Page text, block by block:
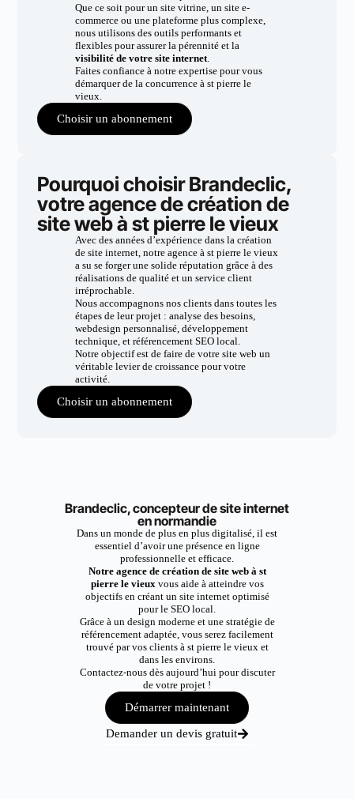
Que ce soit pour un site vitrine, un site e-
commerce ou une plateforme plus complexe,
nous utilisons des outils performants et
flexibles pour assurer la pérennité et la
visibilité de votre site internet.
Faites confiance à notre expertise pour vous
démarquer de la concurrence à st pierre le
vieux.
Choisir un abonnement
Pourquoi choisir Brandeclic,
votre agence de création de
site web à st pierre le vieux
Avec des années d’expérience dans la création
de site internet, notre agence à st pierre le vieux
a su se forger une solide réputation grâce à des
réalisations de qualité et un service client
irréprochable.
Nous accompagnons nos clients dans toutes les
étapes de leur projet : analyse des besoins,
webdesign personnalisé, développement
technique, et référencement SEO local.
Notre objectif est de faire de votre site web un
véritable levier de croissance pour votre
activité.
Choisir un abonnement
Brandeclic, concepteur de site internet
en normandie
Dans un monde de plus en plus digitalisé, il est
essentiel d’avoir une présence en ligne
professionnelle et efficace.
Notre agence de création de site web à st
pierre le vieuxvous aide à atteindre vos
objectifs en créant un site internet optimisé
pour le SEO local.
Grâce à un design moderne et une stratégie de
référencement adaptée, vous serez facilement
trouvé par vos clients à st pierre le vieux et
dans les environs.
Contactez-nous dès aujourd’hui pour discuter
de votre projet !
Démarrer maintenant
Demander un devis gratuit